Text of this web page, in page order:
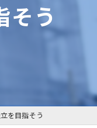
そう
を目指そう